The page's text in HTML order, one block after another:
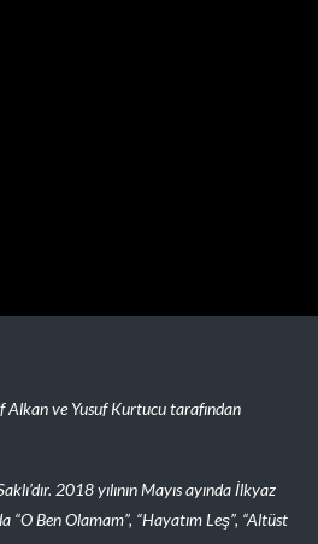
Alkan ve Yusuf Kurtucu tarafından
2018 yılının Mayıs ayında İlkyaz
Ben Olamam”, “Hayatım Leş”, “Altüst